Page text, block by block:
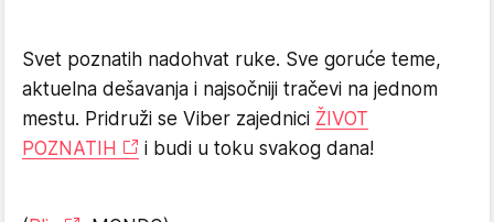
Svet poznatih nadohvat ruke. Sve goruće teme,
aktuelna dešavanja i najsočniji tračevi na jednom
mestu. Pridruži se Viber zajednici ŽIVOT
POZNATIH
i budi u toku svakog dana!